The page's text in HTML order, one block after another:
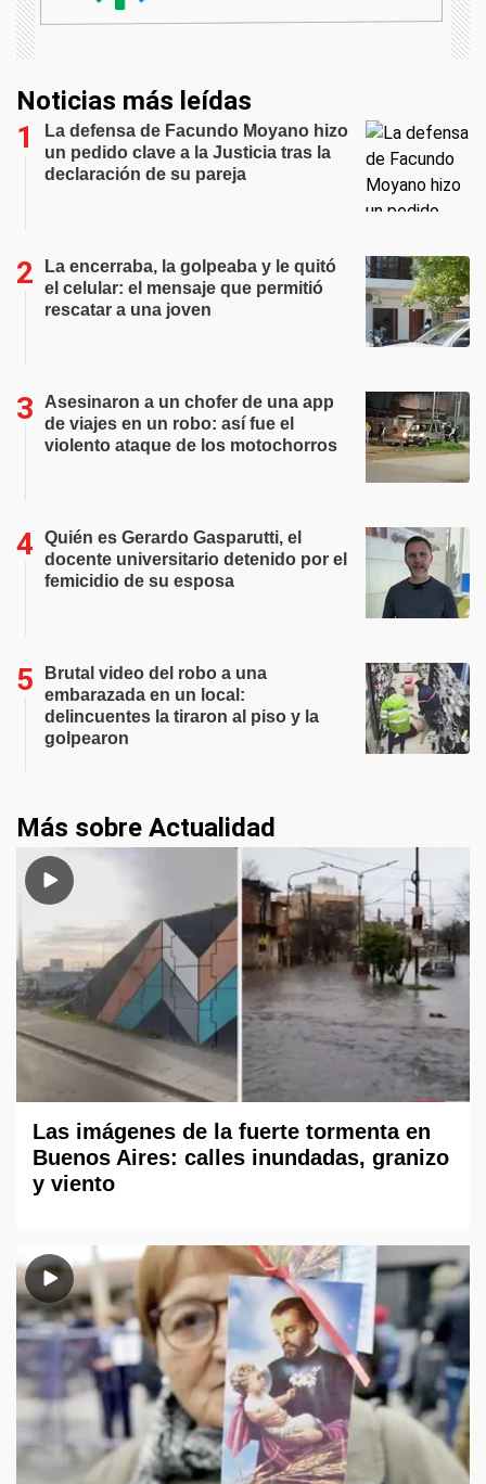
Noticias más leídas
La defensa de Facundo Moyano hizo
un pedido clave a la Justicia tras la
declaración de su pareja
La encerraba, la golpeaba y le quitó
el celular: el mensaje que permitió
rescatar a una joven
Asesinaron a un chofer de una app
de viajes en un robo: así fue el
violento ataque de los motochorros
Quién es Gerardo Gasparutti, el
docente universitario detenido por el
femicidio de su esposa
Brutal video del robo a una
embarazada en un local:
delincuentes la tiraron al piso y la
golpearon
Más sobre Actualidad
Las imágenes de la fuerte tormenta en
Buenos Aires: calles inundadas, granizo
y viento